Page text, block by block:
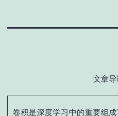
文章
卷积是深度学习中的重要组